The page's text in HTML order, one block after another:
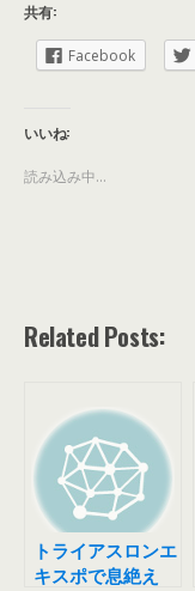
共有:
Facebook
いいね:
読み込み中...
Related Posts:
トライアスロンエ
キスポで息絶え